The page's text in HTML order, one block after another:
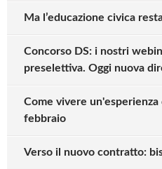
Ma l’educazione civica
Concorso DS: i nostri
preselettiva. Oggi nuova
Come vivere
febbraio
Verso il nuovo contratto: